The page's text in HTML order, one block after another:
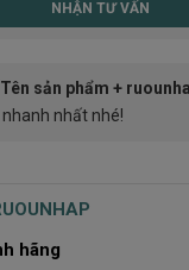
sản phẩm +
nhất nhé!
hãng